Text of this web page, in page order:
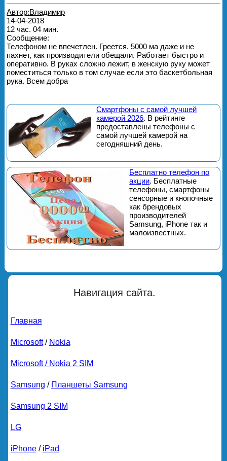
Автор:Владимир
14-04-2018
12 час. 04 мин.
Сообщение:
Телефоном не впечетлен. Греется. 5000 ма даже и не
пахнет, как производители обещали. Работает быстро и
оперативно. В руках сложно лежит, в женскую руку может
поместиться только в том случае если это баскетбольная
рука. Всем добра
Смартфоны с самой лучшей
камерой 2026. В рейтинге
предоставлены телефоны с
самой лучшей камерой на
сегодняшний день.
Бесплатно телефон по
акции. Бесплатные
телефоны, смартфоны
сенсорные и кнопочные
как брендовых
производителей
Samsung, iPhone так и
малоизвестных.
Навигация сайта.
Главная
Microsoft/ Nokia
Microsoft / Nokia 2 SIM
Samsung / Планшеты Samsung
Samsung 2 SIM
LG
iPhone/ iPad